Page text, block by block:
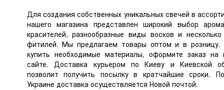
Для создания собственных уникальных свечей в
нашего магазина представлен широкий выбор
красителей, разнообразные виды восков и
фитилей. Мы предлагаем товары оптом и в розницу.
купить необходимые материалы, оформите заказ на
сайте. Доставка курьером по Киеву и Киевской
позволит получить посылку в кратчайшие сроки.
Украине доставка осуществляется Новой почтой.